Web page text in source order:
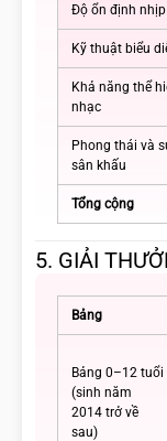
Độ ổn định nhịp
Kỹ thuật biểu
Khả năng thể
nhạc
Phong thái và
sân khấu
Tổng cộng
5. GIẢI
Bảng
Bảng 0–12 tuổi
(sinh năm
2014 trở về
sau)